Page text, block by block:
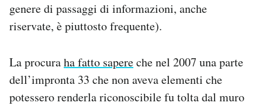
genere di passaggi di informazioni, anche
riservate, è piuttosto frequente).
La procuraha fatto sapereche nel 2007 una parte
dell’impronta 33 che non aveva elementi che
potessero renderla riconoscibile fu tolta dal muro